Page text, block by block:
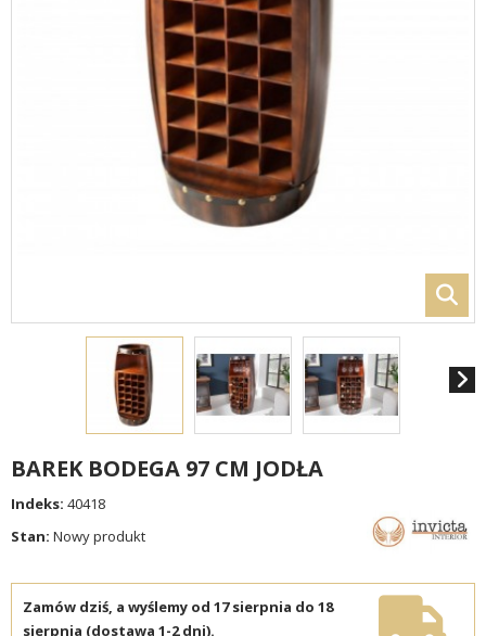
BAREK BODEGA 97 CM JODŁA
Indeks: 40418
Stan: Nowy produkt
Zamów dziś, a wyślemy od 17 sierpnia do 18
sierpnia (dostawa 1-2 dni).